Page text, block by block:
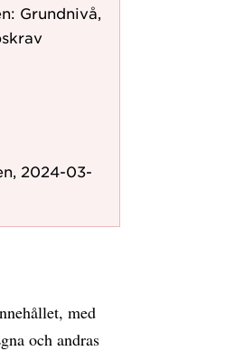
Grundnivå,
2024-03-
med
och andras